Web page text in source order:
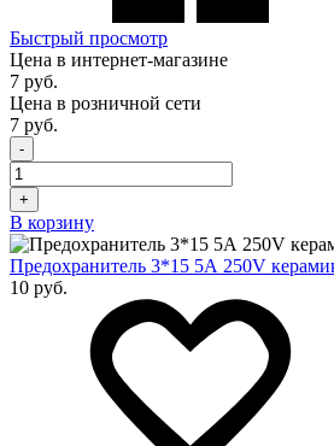
Быстрый просмотр
Цена в интернет-магазине
7 руб.
Цена в розничной сети
7 руб.
-
+
В корзину
Предохранитель 3*15 5А 250V
10 руб.